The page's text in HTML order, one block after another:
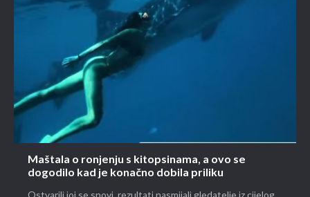
Maštala o ronjenju s kitopsinama, a ovo se
dogodilo kad je konačno dobila priliku